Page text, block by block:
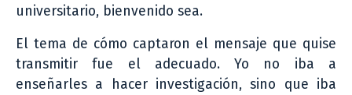
universitario, bienvenido sea.
El tema de cómo captaron el mensaje que quise
transmitir fue el adecuado. Yo no iba a
enseñarles a hacer investigación, sino que iba